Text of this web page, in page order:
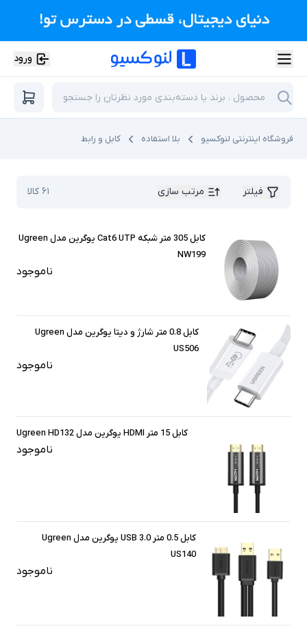
ورود
فروشگاه اینترنتی لنوکسیو بلا استفاده کابل و رابط
فیلتر مرتب سازی ۶۱ کالا
کابل 305 متر شبکه Cat6 UTP یوگرین مدل Ugreen
NW199
ناموجود
کابل 0.8 متر شارژ و دیتا یوگرین مدل Ugreen
US506
ناموجود
کابل 15 متر HDMI یوگرین مدل Ugreen HD132
ناموجود
کابل 0.5 متر USB 3.0 یوگرین مدل Ugreen
US140
ناموجود